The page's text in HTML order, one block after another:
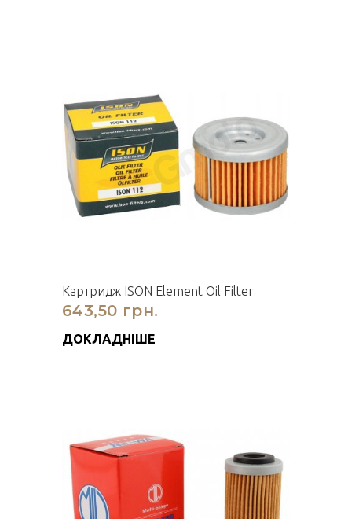
Картридж ISON Element Oil Filter
643,50 грн.
ДОКЛАДНІШЕ